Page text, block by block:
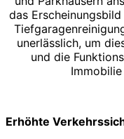
das
unerlässlich, um
und die
Erhöhte